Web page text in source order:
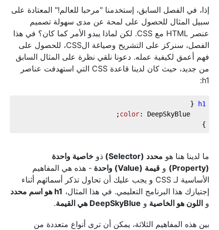
إذا، في الفصل السابق، إستخدمنا "مرحبا للعالم!" المعتادة على
سبيل المثال للحصول على لمحة عن مدى سهولة تصميم
عنصر HTML مع CSS. لكن لماذا يبدو الأمر كما كان؟ في هذا
الفصل، سنركز على التشريح وصياغة الCSS، للحصول على
فهم أعمق لكيفية عمله. دعونا نلقي نظرة على المثال السابق
من جديد، حيث كان لدينا قاعدة CSS التي استهدفت عناصر
h1:
h1
color
}
ما لدينا هنا هو محدد (Selector) ذو خاصية واحدة
(Property)
و قيمة (Value) واحدة
- هذه هي المفاهيم
الأساسية لـ CSS و يجب عليك أن تحاول تذكر أسمائهم أثناء
إجتيازك هذا البرنامج التعليمي. في هذا المثال، h1 هو اسم محدد
و اللون هو الخاصية و DeepSkyBlue هي القيمة .
بين هذه المفاهيم الثلاثة، يمكن أن ترى أنواع متعددة من